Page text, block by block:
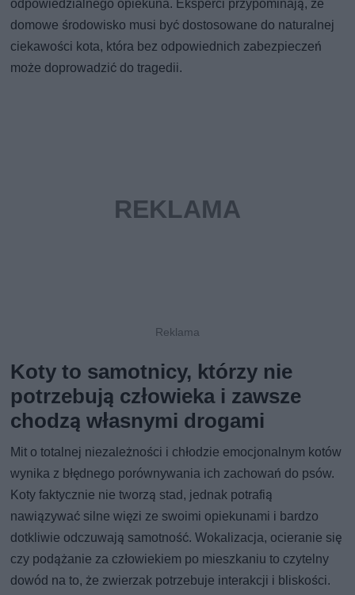
odpowiedzialnego opiekuna. Eksperci przypominają, że
domowe środowisko musi być dostosowane do naturalnej
ciekawości kota, która bez odpowiednich zabezpieczeń
może doprowadzić do tragedii.
Koty to samotnicy, którzy nie
potrzebują człowieka i zawsze
chodzą własnymi drogami
Mit o totalnej niezależności i chłodzie emocjonalnym kotów
wynika z błędnego porównywania ich zachowań do psów.
Koty faktycznie nie tworzą stad, jednak potrafią
nawiązywać silne więzi ze swoimi opiekunami i bardzo
dotkliwie odczuwają samotność. Wokalizacja, ocieranie się
czy podążanie za człowiekiem po mieszkaniu to czytelny
dowód na to, że zwierzak potrzebuje interakcji i bliskości.